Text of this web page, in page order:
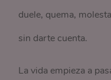
duele, quema,
sin darte cuenta.
La vida empieza a